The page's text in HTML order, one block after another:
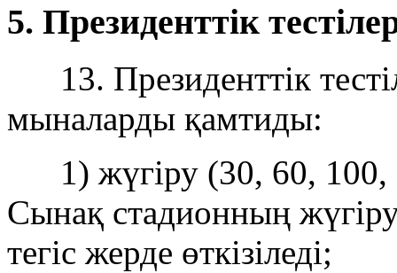
5. Президенттік
13. Президенттік
мыналарды қамтиды:
1) жүгіру (30, 60, 100,
Сынақ стадионның
тегіс жерде өткізіледі;